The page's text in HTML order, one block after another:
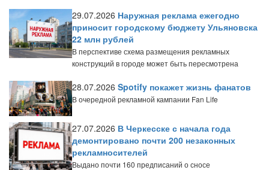
29.07.2026 Наружная реклама ежегодно
приносит городскому бюджету Ульяновска
22 млн рублей
В перспективе схема размещения рекламных
конструкций в городе может быть пересмотрена
28.07.2026 Spotify покажет жизнь фанатов
В очередной рекламной кампании Fan Life
27.07.2026 В Черкесске с начала года
демонтировано почти 200 незаконных
рекламносителей
Выдано почти 160 предписаний о сносе